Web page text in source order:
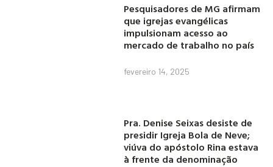
Pesquisadores de MG afirmam
que igrejas evangélicas
impulsionam acesso ao
mercado de trabalho no país
fevereiro 14, 2025
Pra. Denise Seixas desiste de
presidir Igreja Bola de Neve;
viúva do apóstolo Rina estava
à frente da denominação